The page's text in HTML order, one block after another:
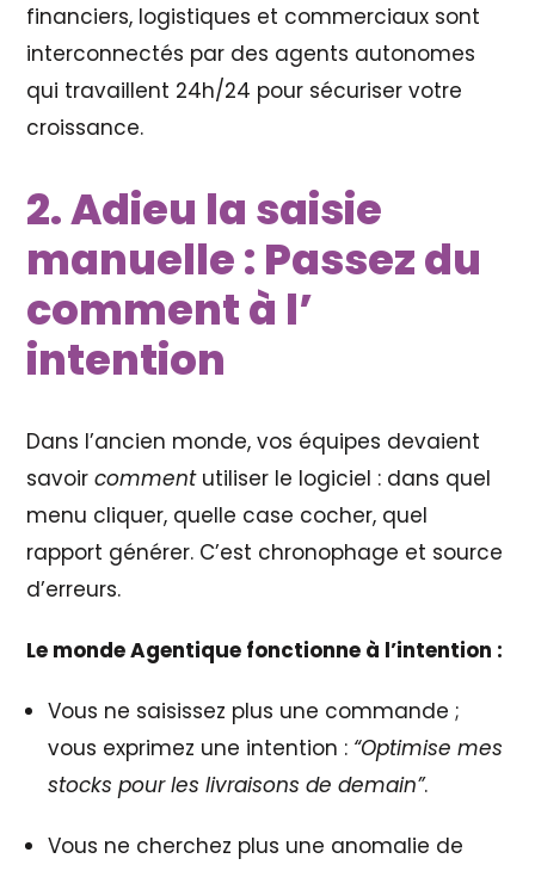
financiers, logistiques et commerciaux sont
interconnectés par des agents autonomes
qui travaillent 24h/24 pour sécuriser votre
croissance.
2. Adieu la saisie
manuelle : Passez du
comment à l’
intention
Dans l’ancien monde, vos équipes devaient
savoircommentutiliser le logiciel : dans quel
menu cliquer, quelle case cocher, quel
rapport générer. C’est chronophage et source
d’erreurs.
Le monde Agentique fonctionne à l’intention :
Vous ne saisissez plus une commande ;
vous exprimez une intention : “Optimise mes
stocks pour les livraisons de demain”.
Vous ne cherchez plus une anomalie de